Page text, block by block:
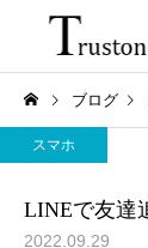
ブログ
スマホ
LINEで友達
2022.09.29